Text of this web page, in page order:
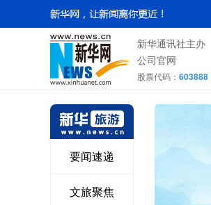
新华通讯社主办
公司官网
股票代码： 603888
要闻速递
文旅聚焦